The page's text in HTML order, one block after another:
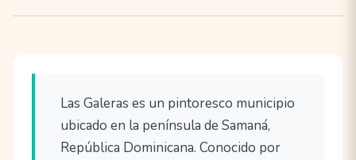
Las Galeras es un pintoresco municipio
ubicado en la península de Samaná,
República Dominicana. Conocido por